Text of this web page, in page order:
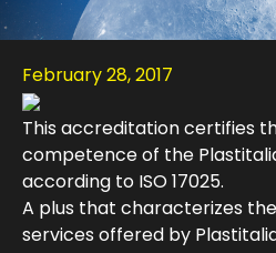
February 28, 2017
This accreditation certifies
competence of the
according to ISO 17025.
A plus that characterizes
services offered by Plastitalia